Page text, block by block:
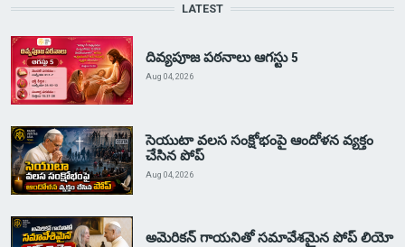
LATEST
దివ్యపూజ పఠనాలు ఆగస్టు 5
Aug 04, 2026
సెయుటా వలస సంక్షోభంపై ఆందోళన వ్యక్తం
చేసిన పోప్
Aug 04, 2026
అమెరికన్ గాయనితో సమావేశమైన పోప్ లియో